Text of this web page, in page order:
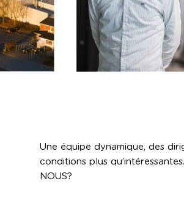
Une équipe dynamique, des
conditions plus
NOUS?